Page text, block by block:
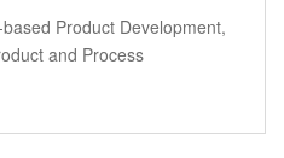
Product Development,
and Process